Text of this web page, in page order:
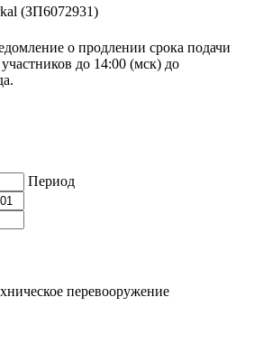
(ЗП6072931)
о продлении срока подачи
до 14:00 (мск) до
Период
перевооружение